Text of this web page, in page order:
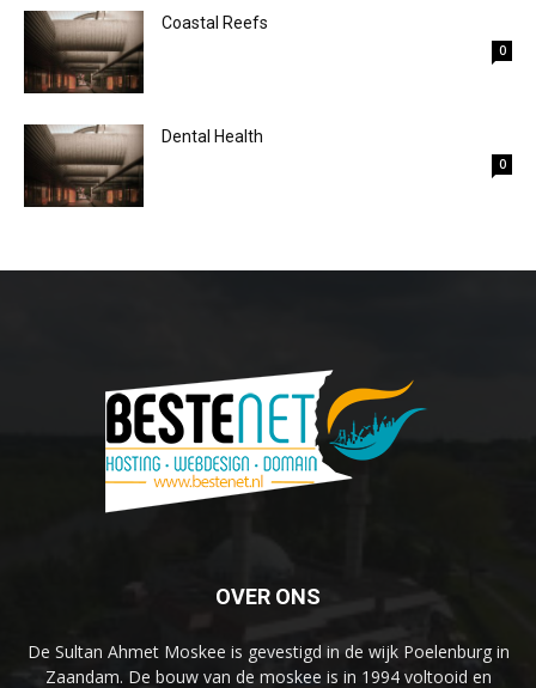
Coastal Reefs
0
Dental Health
0
OVER ONS
De Sultan Ahmet Moskee is gevestigd in de wijk Poelenburg in
Zaandam. De bouw van de moskee is in 1994 voltooid en